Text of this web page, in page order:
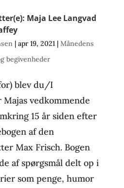
Maja Lee Langvad
| apr 19, 2021| Månedens
begivenheder
blev du/I
vedkommende
15 år siden efter
af den
Max Frisch. Bogen
af spørgsmål delt op i
som penge, humor